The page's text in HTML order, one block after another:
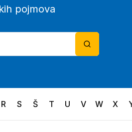
pojmova
R S Š T U V W X